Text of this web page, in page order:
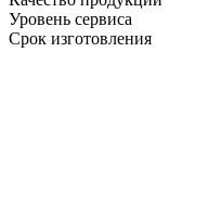
Уровень сервиса
Срок изготовления